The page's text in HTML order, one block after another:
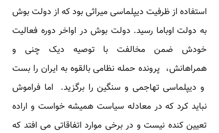
استفاده از ظرفیت دیپلماسی میراثی بود که از دولت بوش
به دولت اوباما رسید. دولت بوش در اواخر دوره فعالیت
خودش ضمن مخالفت با توصیه دیک چنی و
همراهانش، پرونده حمله نظامی بالقوه به ایران را بست
و دیپلماسی تهاجمی و سنگین را برگزید. اما فراموش
نباید کرد که در معادله سیاست همیشه خواست و اراده
تعیین کنده نیست و در برخی موارد اتفاقاتی می افتد که